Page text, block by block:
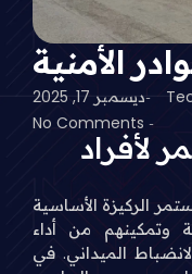
الأمنية
-ديسمبر 17, 2025
-
لأفراد
الركيزة الأساسية
وتمكينهم من أداء
الميداني. في